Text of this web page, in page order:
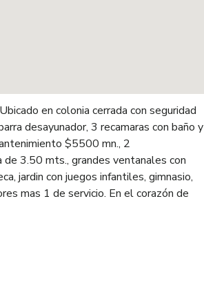
en colonia cerrada con seguridad
desayunador, 3 recamaras con baño y
$5500 mn., 2
3.50 mts., grandes ventanales con
jardin con juegos infantiles, gimnasio,
mas 1 de servicio. En el corazón de
respectivos y/o las boletas predial.